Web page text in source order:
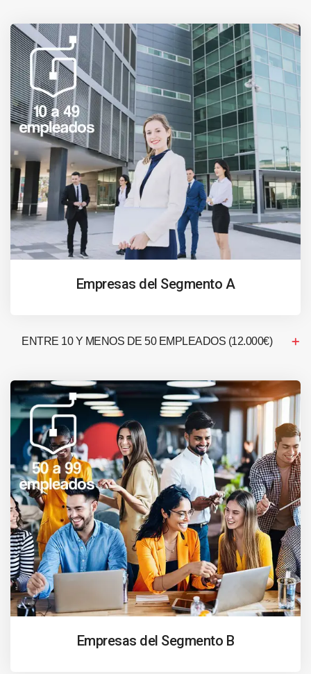
Empresas del Segmento A
ENTRE 10 Y MENOS DE 50 EMPLEADOS (12.000€)
Empresas del Segmento B